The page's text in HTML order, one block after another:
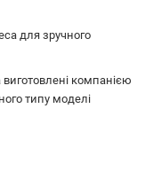
для зручного
виготовлені компанією
типу моделі